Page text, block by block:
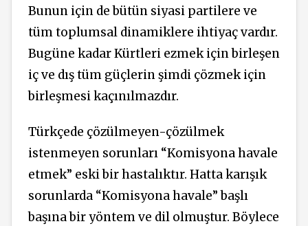
Bunun için de bütün siyasi partilere ve
tüm toplumsal dinamiklere ihtiyaç vardır.
Bugüne kadar Kürtleri ezmek için birleşen
iç ve dış tüm güçlerin şimdi çözmek için
birleşmesi kaçınılmazdır.
Türkçede çözülmeyen-çözülmek
istenmeyen sorunları “Komisyona havale
etmek” eski bir hastalıktır. Hatta karışık
sorunlarda “Komisyona havale” başlı
başına bir yöntem ve dil olmuştur. Böylece